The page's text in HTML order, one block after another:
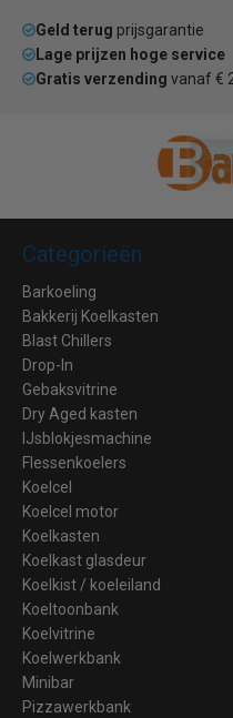
Geld terug prijsgarantie
Lage prijzen hoge service
Gratis verzending vanaf €
Categorieën
Barkoeling
Bakkerij Koelkasten
Blast Chillers
Drop-In
Gebaksvitrine
Dry Aged kasten
IJsblokjesmachine
Flessenkoelers
Koelcel
Koelcel motor
Koelkasten
Koelkast glasdeur
Koelkist / koeleiland
Koeltoonbank
Koelvitrine
Koelwerkbank
Minibar
Pizzawerkbank